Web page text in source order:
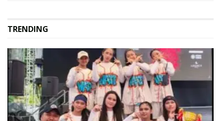
TRENDING